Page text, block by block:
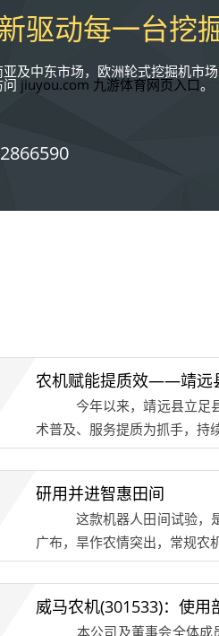
驱动每一台挖
及中东市场，欧洲轮式挖掘机市
jiuyou.com 九游体育网页入口。
农机赋能提质效——靖远
今年以来，靖远县立足县
术普及、服务提质为抓手，持
研用并进智惠田间
这款机器人田间试验，是
广布，旱作农情突出，常规农
威马农机(301533)：使
本公司及董事会全体成员